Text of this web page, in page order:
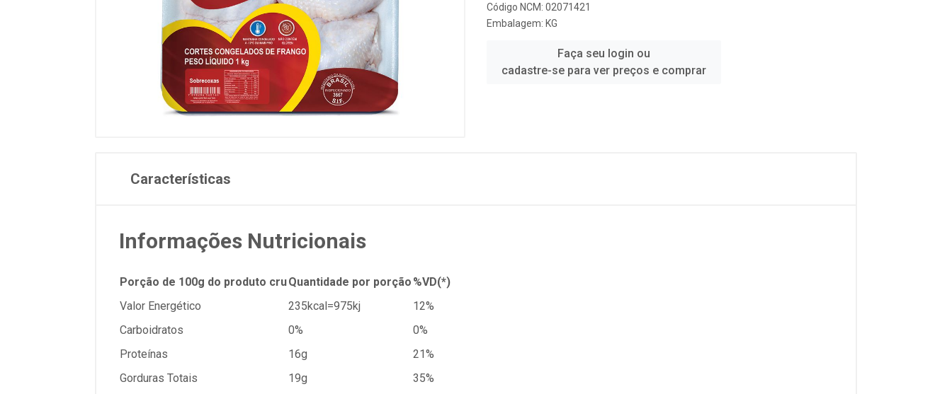
Código NCM: 02071421
Embalagem: KG
Faça seu login ou
cadastre-se para ver preços e comprar
Características
Informações Nutricionais
Porção de 100g do produto cruQuantidade por porção %VD(*)
Valor Energético
235kcal=975kj
12%
Carboidratos
0%
0%
Proteínas
16g
21%
Gorduras Totais
19g
35%